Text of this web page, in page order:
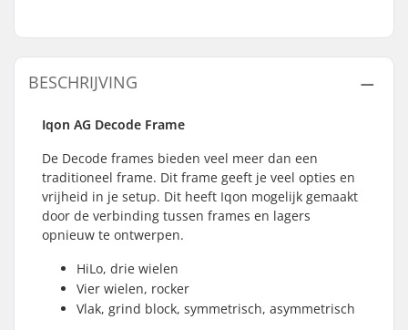
BESCHRIJVING
Iqon AG Decode Frame
De Decode frames bieden veel meer dan een
traditioneel frame. Dit frame geeft je veel opties en
vrijheid in je setup. Dit heeft Iqon mogelijk gemaakt
door de verbinding tussen frames en lagers
opnieuw te ontwerpen.
HiLo, drie wielen
Vier wielen, rocker
Vlak, grind block, symmetrisch, asymmetrisch